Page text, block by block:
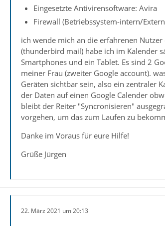
Eingesetzte Antivirensoftware: Avira
Firewall (Betriebssystem-intern/
ich wende mich an die erfahrenen
(thunderbird mail) habe ich im Kalender
Smartphones und ein Tablet. Es sind 2
meiner Frau (zweiter Google account).
Geräten sichtbar sein, also ein zentraler
der Daten auf einen Google Calender
bleibt der Reiter "Syncronisieren"
vorgehen, um das zum Laufen zu
Danke im Voraus für eure Hilfe!
Grüße Jürgen
22. März 2021 um 20:13